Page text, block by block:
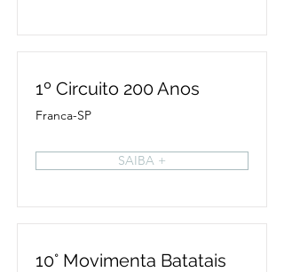
1º Circuito 200 Anos
Franca-SP
SAIBA +
10° Movimenta Batatais